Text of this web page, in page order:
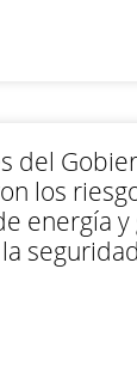
del
los
energía y